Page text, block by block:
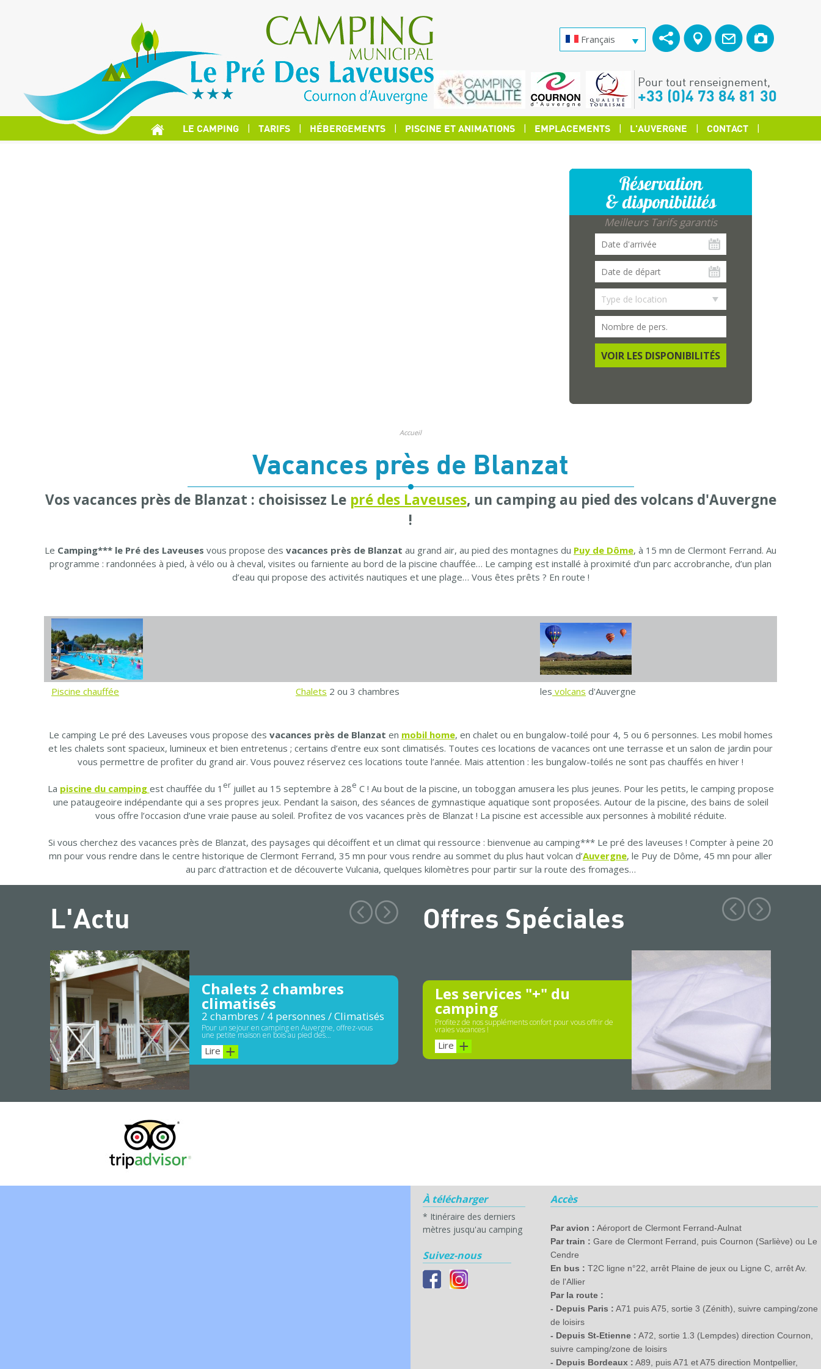
Français
Pour tout renseignement,
+33 (0)4 73 84 81 30
LE CAMPING TARIFS HÉBERGEMENTS PISCINE ET ANIMATIONS EMPLACEMENTS L'AUVERGNE CONTACT
Réservation
& disponibilités
Meilleurs Tarifs garantis
VOIR LES DISPONIBILITÉS
Accueil
Vacances près de Blanzat
Vos vacances près de Blanzat : choisissez Le pré des Laveuses, un camping au pied des volcans d'Auvergne
!
Le Camping*** le Pré des Laveuses vous propose des vacances près de Blanzat au grand air, au pied des montagnes du Puy de Dôme, à 15 mn de Clermont Ferrand. Au
programme : randonnées à pied, à vélo ou à cheval, visites ou farniente au bord de la piscine chauffée… Le camping est installé à proximité d’un parc accrobranche, d’un plan
d’eau qui propose des activités nautiques et une plage… Vous êtes prêts ? En route !
Piscine chauffée Chalets 2 ou 3 chambres les volcans d'Auvergne
Le camping Le pré des Laveuses vous propose des vacances près de Blanzat en mobil home, en chalet ou en bungalow-toilé pour 4, 5 ou 6 personnes. Les mobil homes
et les chalets sont spacieux, lumineux et bien entretenus ; certains d’entre eux sont climatisés. Toutes ces locations de vacances ont une terrasse et un salon de jardin pour
vous permettre de profiter du grand air. Vous pouvez réservez ces locations toute l’année. Mais attention : les bungalow-toilés ne sont pas chauffés en hiver !
La piscine du camping est chauffée du 1 erjuillet au 15 septembre à 28e C ! Au bout de la piscine, un toboggan amusera les plus jeunes. Pour les petits, le camping propose
une pataugeoire indépendante qui a ses propres jeux. Pendant la saison, des séances de gymnastique aquatique sont proposées. Autour de la piscine, des bains de soleil
vous offre l’occasion d’une vraie pause au soleil. Profitez de vos vacances près de Blanzat ! La piscine est accessible aux personnes à mobilité réduite.
Si vous cherchez des vacances près de Blanzat, des paysages qui décoiffent et un climat qui ressource : bienvenue au camping*** Le pré des laveuses ! Compter à peine 20
mn pour vous rendre dans le centre historique de Clermont Ferrand, 35 mn pour vous rendre au sommet du plus haut volcan d’Auvergne, le Puy de Dôme, 45 mn pour aller
au parc d’attraction et de découverte Vulcania, quelques kilomètres pour partir sur la route des fromages…
L'Actu
Chalets 2 chambres
climatisés
2 chambres / 4 personnes / Climatisés
Pour un sejour en camping en Auvergne, offrez-vous
une petite maison en bois au pied des…
Lire
Offres Spéciales
Les services "+" du
camping
Profitez de nos suppléments confort pour vous offrir de
vraies vacances !
Lire
À télécharger
* Itinéraire des derniers
mètres jusqu'au camping
Suivez-nous
Accès
Par avion : Aéroport de Clermont Ferrand-Aulnat
Par train : Gare de Clermont Ferrand, puis Cournon (Sarliève) ou Le
Cendre
En bus : T2C ligne n°22, arrêt Plaine de jeux ou Ligne C, arrêt Av.
de l'Allier
Par la route :
- Depuis Paris : A71 puis A75, sortie 3 (Zénith), suivre camping/zone
de loisirs
- Depuis St-Etienne : A72, sortie 1.3 (Lempdes) direction Cournon,
suivre camping/zone de loisirs
- Depuis Bordeaux : A89, puis A71 et A75 direction Montpellier,